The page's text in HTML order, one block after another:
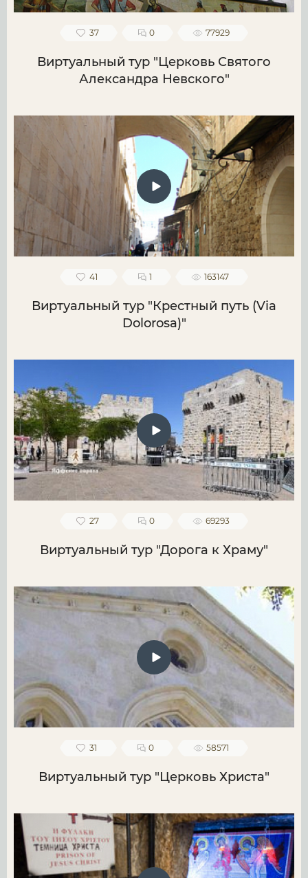
37 0 77929
Виртуальный тур "Церковь Святого
Александра Невского"
41 1 163147
Виртуальный тур "Крестный путь (Via
Dolorosa)"
27 0 69293
Виртуальный тур "Дорога к Храму"
31 0 58571
Виртуальный тур "Церковь Христа"